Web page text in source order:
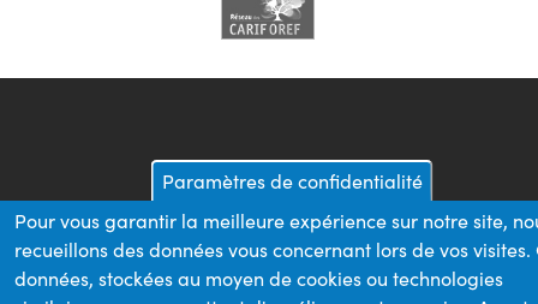
Paramètres de confidentialité
Pour vous garantir la meilleure expérience sur notre site,
recueillons des données vous concernant lors de vos visites.
données, stockées au moyen de cookies ou technologies